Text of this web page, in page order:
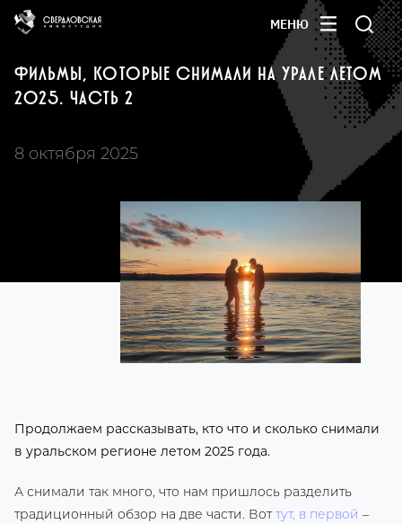
МЕНЮ
ФИЛЬМЫ, КОТОРЫЕ СНИМАЛИ НА УРАЛЕ ЛЕТОМ
2025. ЧАСТЬ 2
8 октября 2025
Продолжаем рассказывать, кто что и сколько снимали
в уральском регионе летом 2025 года.
А снимали так много, что нам пришлось разделить
традиционный обзор на две части. Воттут, в первой –